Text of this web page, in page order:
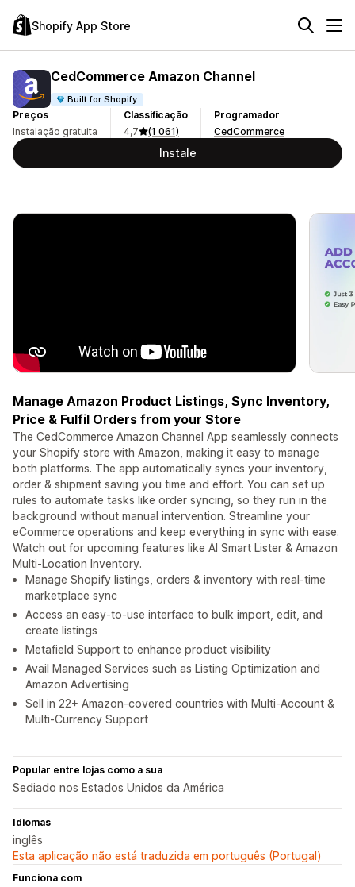
Shopify App Store
CedCommerce Amazon Channel
Built for Shopify
Preços
Instalação gratuita
Classificação
4,7
(1 061)
Programador
CedCommerce
Instale
Manage Amazon Product Listings, Sync Inventory,
Price & Fulfil Orders from your Store
The CedCommerce Amazon Channel App seamlessly connects
your Shopify store with Amazon, making it easy to manage
both platforms. The app automatically syncs your inventory,
order & shipment saving you time and effort. You can set up
rules to automate tasks like order syncing, so they run in the
background without manual intervention. Streamline your
eCommerce operations and keep everything in sync with ease.
Watch out for upcoming features like AI Smart Lister & Amazon
Multi-Location Inventory.
Manage Shopify listings, orders & inventory with real-time
marketplace sync
Access an easy-to-use interface to bulk import, edit, and
create listings
Metafield Support to enhance product visibility
Avail Managed Services such as Listing Optimization and
Amazon Advertising
Sell in 22+ Amazon-covered countries with Multi-Account &
Multi-Currency Support
Popular entre lojas como a sua
Sediado nos Estados Unidos da América
Idiomas
inglês
Esta aplicação não está traduzida em português (Portugal)
Funciona com